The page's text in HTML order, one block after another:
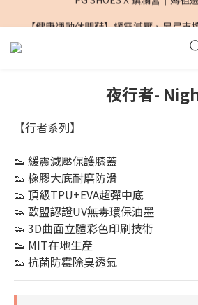
【健康運動休閒鞋】緩震減壓、足弓
PG SHOES X 鎮瀾宮｜媽祖
夜行者-
【行者系列】
👟 緩震減壓保護膝蓋
👟 橡膠大底耐磨防滑
👟 頂級TPU+EVA超彈中底
👟 歐盟認證UV無毒環保油墨
👟 3D曲面立體彩色印刷技術
👟 MIT在地生產
👟 抗菌防霉除臭透氣